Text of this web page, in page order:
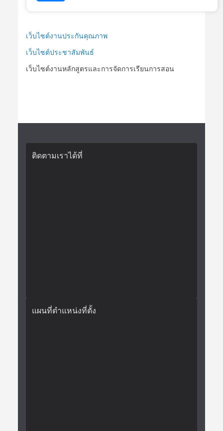
เว็บไซต์งานประกันคุณภาพ
เว็บไซต์ประชาสัมพันธ์
เว็บไซต์งานหลักสูตรและการจัดการเรียนการสอน
ติดตามเราได้ที่
แผนที่ตำแหน่งที่ตั้ง